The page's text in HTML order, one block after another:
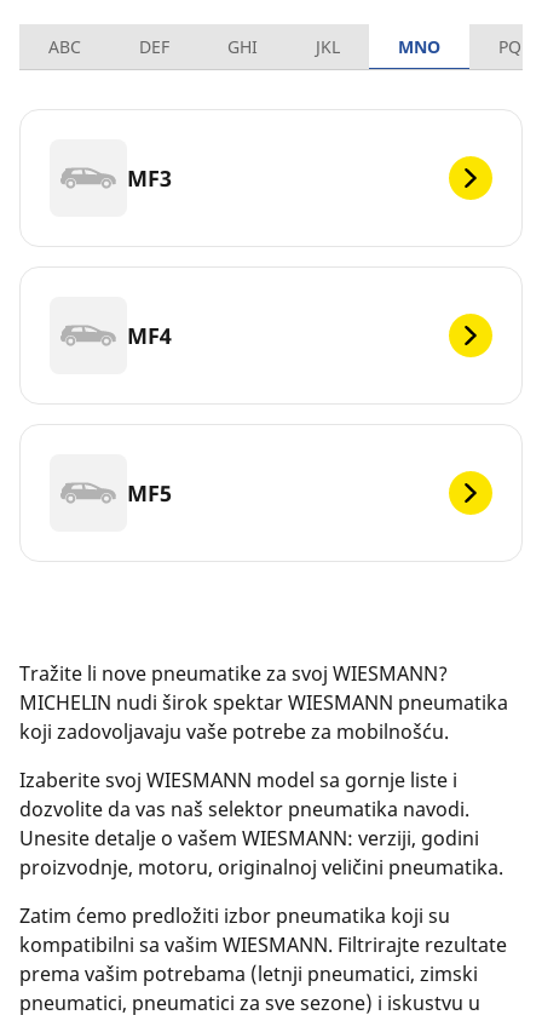
ABC DEF GHI JKL MNO PQRS
MF3
MF4
MF5
Tražite li nove pneumatike za svoj WIESMANN?
MICHELIN nudi širok spektar WIESMANN pneumatika
koji zadovoljavaju vaše potrebe za mobilnošću.
Izaberite svoj WIESMANN model sa gornje liste i
dozvolite da vas naš selektor pneumatika navodi.
Unesite detalje o vašem WIESMANN: verziji, godini
proizvodnje, motoru, originalnoj veličini pneumatika.
Zatim ćemo predložiti izbor pneumatika koji su
kompatibilni sa vašim WIESMANN. Filtrirajte rezultate
prema vašim potrebama (letnji pneumatici, zimski
pneumatici, pneumatici za sve sezone) i iskustvu u